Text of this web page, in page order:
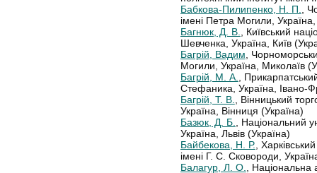
Бабкова-Пилипенко, Н. П.,
імені Петра Могили,
Багнюк, Д. В., Київський
Шевченка, Україна, Київ
Багрій, Вадим,
Могили, Україна, Миколаїв
Багрій, М. А.,
Стефаника, Україна, Івано-
Багрій, Т. В., Вінницький
Україна, Вінниця (Україна)
Базюк, Д. Б., Національний
Україна, Львів (Україна)
Байбекова, Н. Р.,
імені Г. С. Сковороди,
Балагур, Л. О., Національна